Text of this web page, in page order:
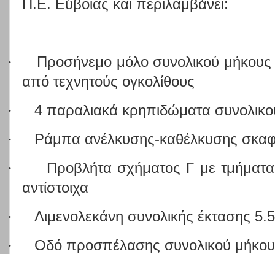
Π.Ε. Εύβοιας και περιλαμβάνει:
·
Προσήνεμο μόλο συνολικού
από τεχνητούς ογκολίθους
·
4 παραλιακά κρηπιδώματα
·
Ράμπα ανέλκυσης-καθέλκυσης
·
Προβλήτα σχήματος Γ με
αντίστοιχα
·
Λιμενολεκάνη συνολικής έκτασης
·
Οδό προσπέλασης συνολικού